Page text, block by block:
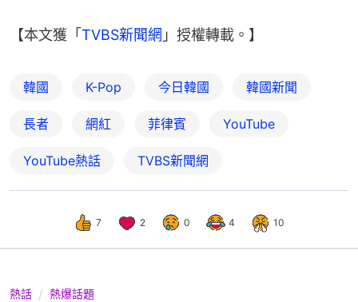
【本文獲「 TVBS新聞網 」授權轉載。】
韓國 K-Pop 今日韓國 韓國新聞
長者 網紅 菲律賓 YouTube
YouTube熱話 TVBS新聞網
7 2 0 4 10
熱話 熱爆話題